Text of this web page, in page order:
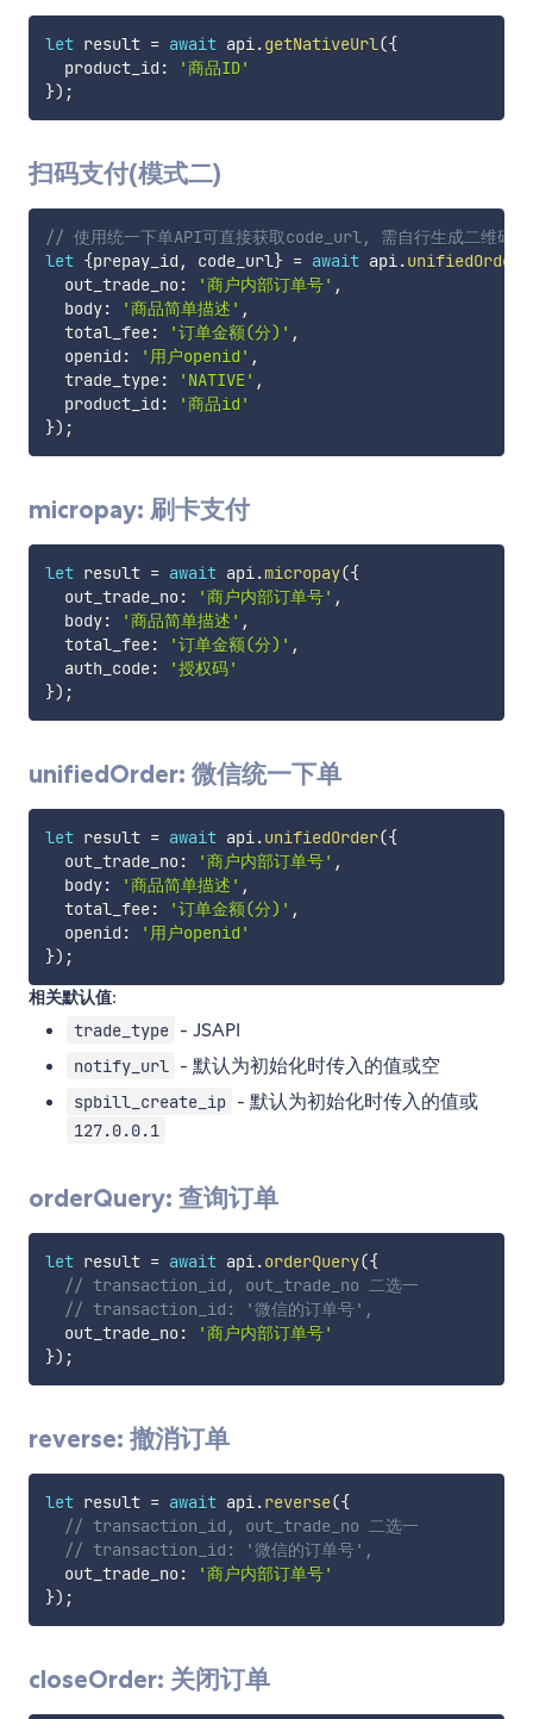
let result = await api.getNativeUrl({
  product_id
:
'商品ID'
}) ;
扫码支付(模式二)
// 使用统一下单API可直接获取code_url, 需自行生成二维码图
let {prepay_id , code_url} = await api.unifiedOrder
  out_trade_no
: '商户内部订单号' ,
  body
: '商品简单描述' ,
  total_fee
: '订单金额(分)' ,
  openid
: '用户openid' ,
  trade_type
: 'NATIVE' ,
  product_id
:
'商品id'
}) ;
micropay: 刷卡支付
let result = await api.micropay({
  out_trade_no
: '商户内部订单号' ,
  body
: '商品简单描述' ,
  total_fee
: '订单金额(分)' ,
  auth_code
:
'授权码'
}) ;
unifiedOrder: 微信统一下单
let result = await api.unifiedOrder({
  out_trade_no
: '商户内部订单号' ,
  body
: '商品简单描述' ,
  total_fee
: '订单金额(分)' ,
  openid
:
'用户openid'
}) ;
相关默认值:
trade_type - JSAPI
notify_url - 默认为初始化时传入的值或空
spbill_create_ip - 默认为初始化时传入的值或
127.0.0.1
orderQuery: 查询订单
let result = await api.orderQuery({
// transaction_id, out_trade_no 二选一
// transaction_id: '微信的订单号',
  out_trade_no
:
'商户内部订单号'
}) ;
reverse: 撤消订单
let result = await api .reverse({
// transaction_id, out_trade_no 二选一
// transaction_id: '微信的订单号',
  out_trade_no
:
'商户内部订单号'
}) ;
closeOrder: 关闭订单